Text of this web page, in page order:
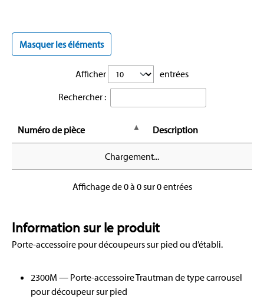
Masquer les éléments
Afficher
entrées
Rechercher :
Numéro de pièce Description
Chargement...
Affichage de 0 à 0 sur 0 entrées
Information sur le produit
Porte-accessoire pour découpeurs sur pied ou d’établi.
2300M — Porte-accessoire Trautman de type carrousel
pour découpeur sur pied